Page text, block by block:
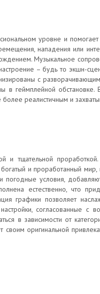
уровне и
нападения или
Музыкальное
– будь то экшн-
с
в геймплейной
более реалистичным и
и тщательной
и проработанный мир,
погодные условия,
естественно, что
графики позволяет
согласованные с
в зависимости от
оригинальной